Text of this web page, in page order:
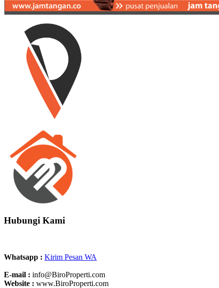
Hubungi Kami
Whatsapp : Kirim Pesan WA
E-mail : info@BiroProperti.com
Website : www.BiroProperti.com